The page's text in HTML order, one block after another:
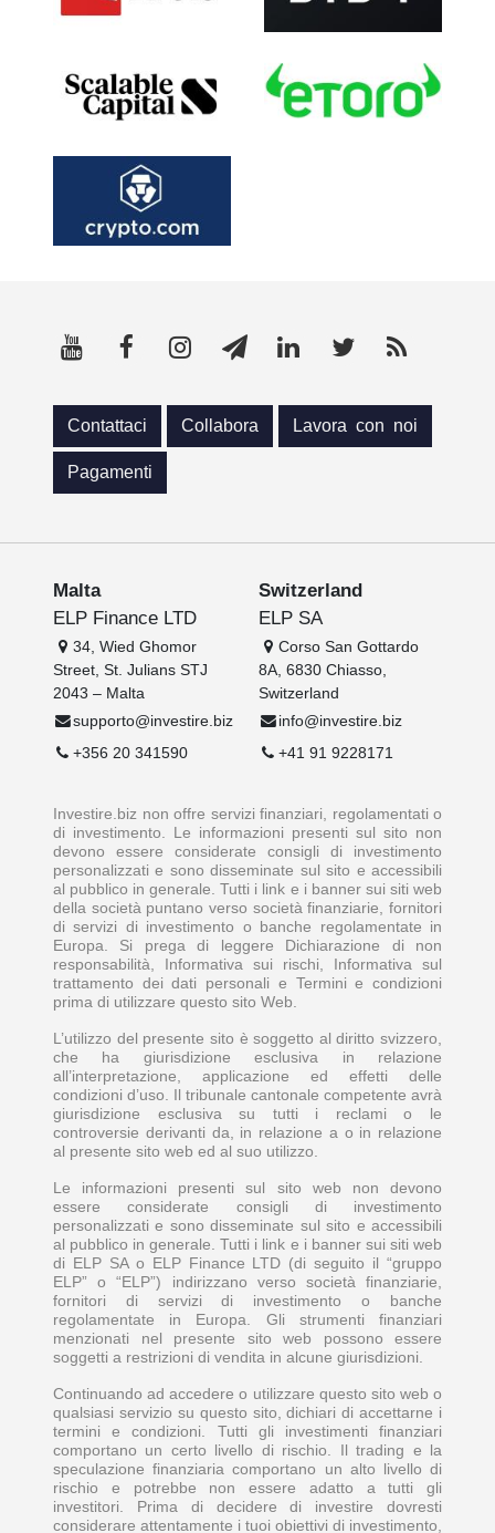
Contattaci Collabora Lavora con noi
Pagamenti
Malta
ELP Finance LTD
34, Wied Ghomor
Street, St. Julians STJ
2043 – Malta
supporto@investire.biz
+356 20 341590
Switzerland
ELP SA
Corso San Gottardo
8A, 6830 Chiasso,
Switzerland
info@investire.biz
+41 91 9228171
Investire.biz non offre servizi finanziari, regolamentati o
di investimento. Le informazioni presenti sul sito non
devono essere considerate consigli di investimento
personalizzati e sono disseminate sul sito e accessibili
al pubblico in generale. Tutti i link e i banner sui siti web
della società puntano verso società finanziarie, fornitori
di servizi di investimento o banche regolamentate in
Europa. Si prega di leggere Dichiarazione di non
responsabilità, Informativa sui rischi, Informativa sul
trattamento dei dati personali e Termini e condizioni
prima di utilizzare questo sito Web.
L’utilizzo del presente sito è soggetto al diritto svizzero,
che ha giurisdizione esclusiva in relazione
all’interpretazione, applicazione ed effetti delle
condizioni d’uso. Il tribunale cantonale competente avrà
giurisdizione esclusiva su tutti i reclami o le
controversie derivanti da, in relazione a o in relazione
al presente sito web ed al suo utilizzo.
Le informazioni presenti sul sito web non devono
essere considerate consigli di investimento
personalizzati e sono disseminate sul sito e accessibili
al pubblico in generale. Tutti i link e i banner sui siti web
di ELP SA o ELP Finance LTD (di seguito il “gruppo
ELP” o “ELP”) indirizzano verso società finanziarie,
fornitori di servizi di investimento o banche
regolamentate in Europa. Gli strumenti finanziari
menzionati nel presente sito web possono essere
soggetti a restrizioni di vendita in alcune giurisdizioni.
Continuando ad accedere o utilizzare questo sito web o
qualsiasi servizio su questo sito, dichiari di accettarne i
termini e condizioni. Tutti gli investimenti finanziari
comportano un certo livello di rischio. Il trading e la
speculazione finanziaria comportano un alto livello di
rischio e potrebbe non essere adatto a tutti gli
investitori. Prima di decidere di investire dovresti
considerare attentamente i tuoi obiettivi di investimento,